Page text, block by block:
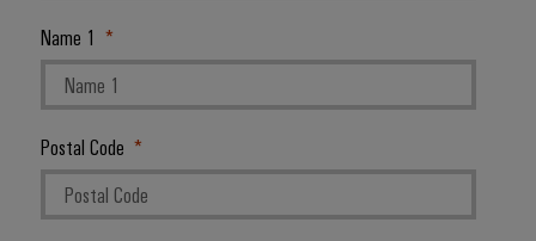
Name 1
Postal Code